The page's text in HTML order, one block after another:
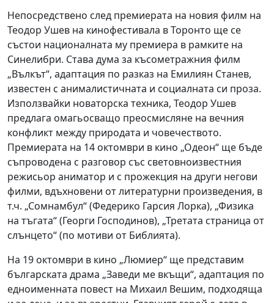
Непосредствено след премиерата на новия филм на
Теодор Ушев на кинофестивала в Торонто ще се
състои националната му премиера в рамките на
Синелибри. Става дума за късометражния филм
„Вълкът“, адаптация по разказ на Емилиян Станев,
известен с анималистичната и социалната си проза.
Използвайки новаторска техника, Теодор Ушев
предлага омагьосващо преосмисляне на вечния
конфликт между природата и човечеството.
Премиерата на 14 октомври в кино „Одеон“ ще бъде
съпроводена с разговор със световноизвестния
режисьор аниматор и с прожекция на други негови
филми, вдъхновени от литературни произведения, в
т.ч. „Сомнамбул“ (Федерико Гарсия Лорка), „Физика
на тъгата“ (Георги Господинов), „Третата страница от
слънцето“ (по мотиви от Библията).
На 19 октомври в кино „Люмиер“ ще представим
българската драма „Заведи ме вкъщи“, адаптация по
едноименната повест на Михаил Вешим, подходяща